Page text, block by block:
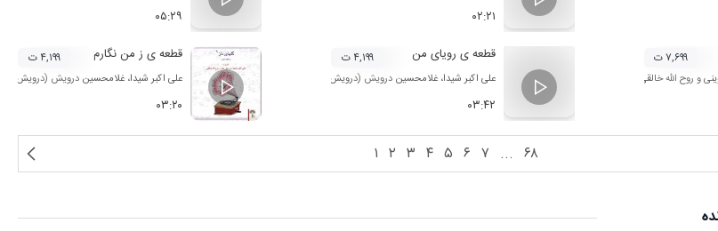
۰۲:۲۱ ۰۵:۲۹
و روح الله خالقی
۷,۶۹۹ ت قطعه ی رویای من
علی اکبر شیدا، غلامحسین درویش (درویش خان) روح الله خالقی
۰۳:۴۲
۴,۱۹۹ ت قطعه ی ز من نگارم
علی اکبر شیدا، غلامحسین درویش (درویش
۰۳:۲۰
۴,۱۹۹ ت
۱ ۲ ۳ ۴ ۵ ۶ ۷ ... ۶۸